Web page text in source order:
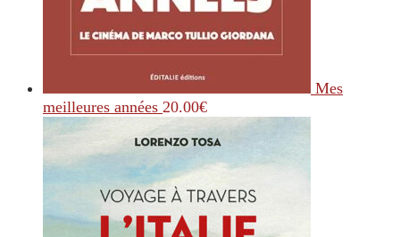
Mes
meilleures années 20.00€